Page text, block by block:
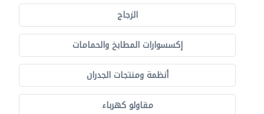
الزجاج
إكسسوارات المطابخ والحمامات
أنظمة ومنتجات الجدران
مقاولو كهرباء